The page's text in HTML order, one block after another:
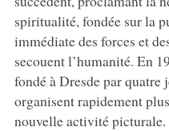
spiritualité, fondée sur la
immédiate des forces et
secouent l’humanité. En
fondé à Dresde par quatre
organisent rapidement
nouvelle activité picturale.